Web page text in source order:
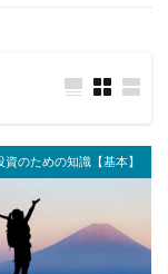
資のための知識【基本】
力指数
小企業診断士
知識